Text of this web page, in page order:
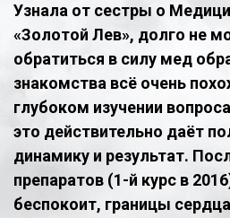
Узнала от сестры о
«Золотой Лев», долго не
обратиться в силу мед
знакомства всё очень
глубоком изучении
это действительно даёт
динамику и результат.
препаратов (1-й курс в
беспокоит, границы